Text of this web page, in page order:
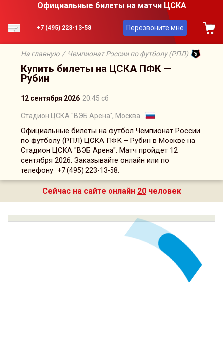
Официальные билеты на матчи ЦСКА
+7 (495) 223-13-58 Перезвоните мне
На главную / Чемпионат России по футболу (РПЛ)
Купить билеты на ЦСКА ПФК —
Рубин
12 сентября 2026 20:45 сб
Стадион ЦСКА "ВЭБ Арена", Москва
Официальные билеты на футбол Чемпионат России
по футболу (РПЛ) ЦСКА ПФК – Рубин в Москве на
Стадион ЦСКА "ВЭБ Арена". Матч пройдет 12
сентября 2026. Заказывайте онлайн или по
телефону +7 (495) 223-13-58.
Сейчас на сайте онлайн 20человек